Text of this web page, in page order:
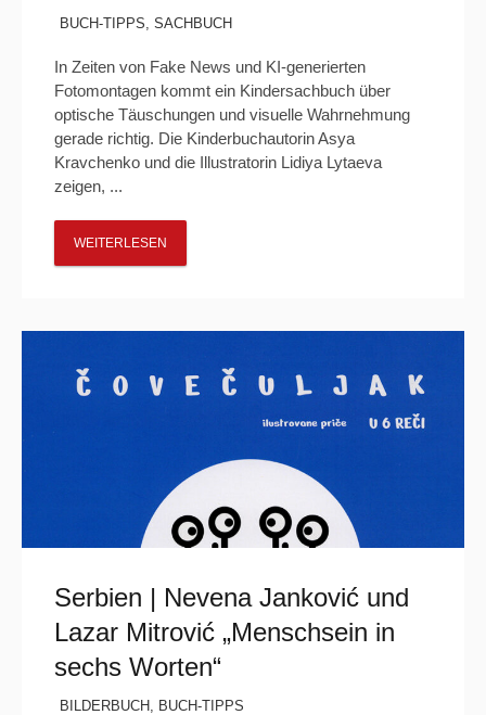
BUCH-TIPPS, SACHBUCH
In Zeiten von Fake News und KI-generierten
Fotomontagen kommt ein Kindersachbuch über
optische Täuschungen und visuelle Wahrnehmung
gerade richtig. Die Kinderbuchautorin Asya
Kravchenko und die Illustratorin Lidiya Lytaeva
zeigen, ...
WEITERLESEN
Serbien | Nevena Janković und
Lazar Mitrović „Menschsein in
sechs Worten“
BILDERBUCH , BUCH-TIPPS